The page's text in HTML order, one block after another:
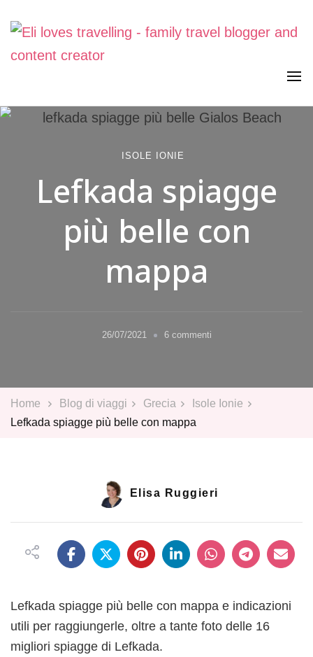
Eli loves travelling
Viaggiare in famiglia, senza stress. Con curiosità, lentezza e
ISOLE IONIE
Lefkada spiagge
più belle con
mappa
26/07/2021 6 commentisu
Home Blog di viaggi Grecia
Isole Ionie
Lefkada spiagge più belle con mappa
Elisa Ruggieri
Lefkada spiagge più belle con mappa e indicazioni
utili per raggiungerle, oltre a tante foto delle 16
migliori spiagge di Lefkada.